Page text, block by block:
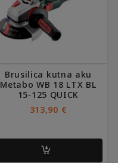
Brusilica kutna aku
Metabo WB 18 LTX BL
15-125 QUICK
313,90 €